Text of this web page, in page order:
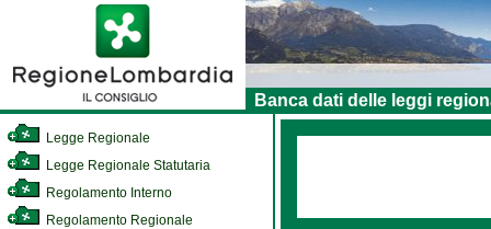
Banca dati delle leggi
Legge Regionale
Legge Regionale Statutaria
Regolamento Interno
Regolamento Regionale